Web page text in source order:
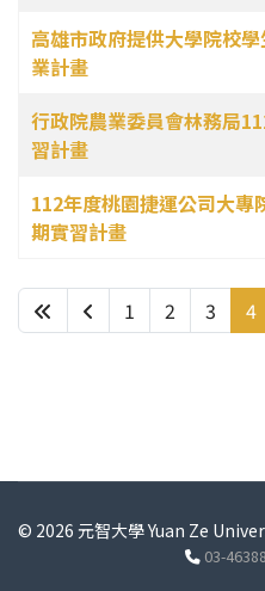
高雄市政府提供大學院校
業計畫
行政院農業委員會林務局
習計畫
112年度桃園捷運公司大專
期實習計畫
1 2 3 4
© 2026 元智大學 Yuan Ze
03-